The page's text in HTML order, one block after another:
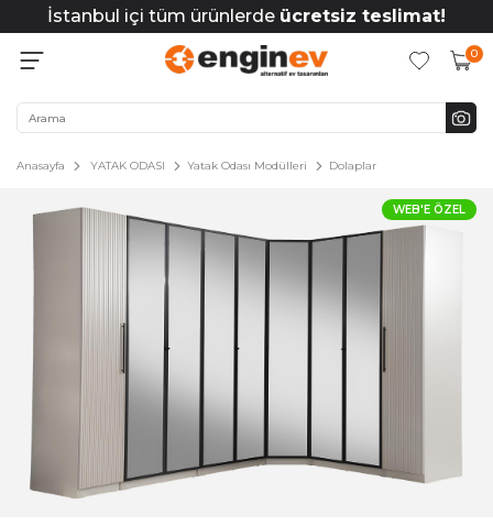
İstanbul içi tüm ürünlerde ücretsiz teslimat!
0
Anasayfa YATAK ODASI Yatak Odası Modülleri Dolaplar
WEB'E ÖZEL